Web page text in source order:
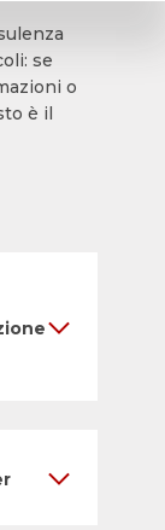
se
o
è il